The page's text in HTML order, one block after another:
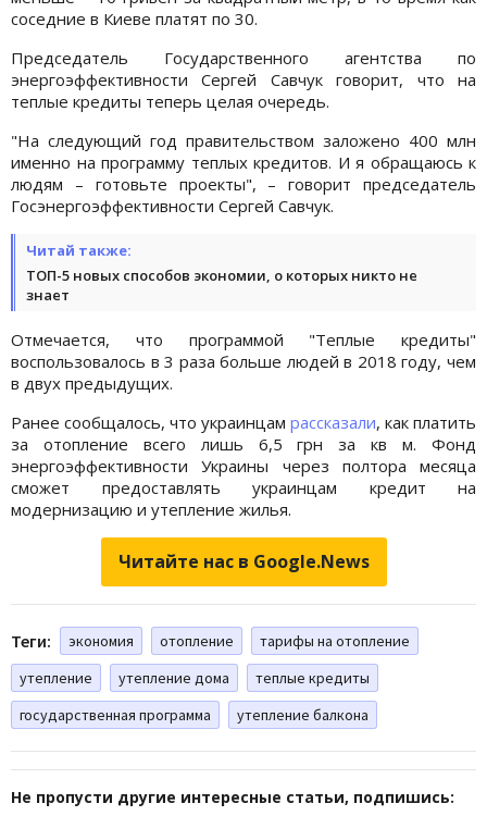
соседние в Киеве платят по 30.
Председатель Государственного агентства по
энергоэффективности Сергей Савчук говорит, что на
теплые кредиты теперь целая очередь.
"На следующий год правительством заложено 400 млн
именно на программу теплых кредитов. И я обращаюсь к
людям – готовьте проекты", – говорит председатель
Госэнергоэффективности Сергей Савчук.
Читай также:
ТОП-5 новых способов экономии, о которых никто не
знает
Отмечается, что программой "Теплые кредиты"
воспользовалось в 3 раза больше людей в 2018 году, чем
в двух предыдущих.
Ранее сообщалось, что украинцам рассказали, как платить
за отопление всего лишь 6,5 грн за кв м. Фонд
энергоэффективности Украины через полтора месяца
сможет предоставлять украинцам кредит на
модернизацию и утепление жилья.
Читайте нас в Google.News
Теги: экономия отопление
тарифы на отопление
утепление
утепление дома
теплые кредиты
государственная программа
утепление балкона
Не пропусти другие интересные статьи, подпишись: